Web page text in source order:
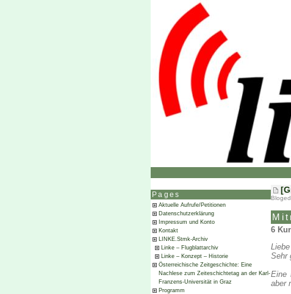
Pages
Aktuelle Aufrufe/Petitionen
Datenschutzerklärung
Impressum und Konto
Kontakt
LINKE.Stmk-Archiv
Linke – Flugblattarchiv
Linke – Konzept – Historie
Österreichische Zeitgeschichte: Eine
Nachlese zum Zeiteschichtetag an der Karl-
Franzens-Universität in Graz
Programm
6
Sehr
Eine
aber